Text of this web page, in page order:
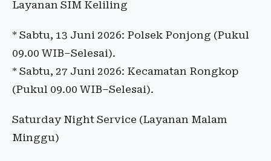
Layanan SIM Keliling
* Sabtu, 13 Juni 2026: Polsek Ponjong (Pukul
09.00 WIB–Selesai).
* Sabtu, 27 Juni 2026: Kecamatan Rongkop
(Pukul 09.00 WIB–Selesai).
Saturday Night Service (Layanan Malam
Minggu)